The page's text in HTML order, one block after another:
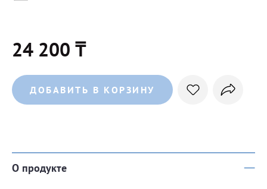
24 200 ₸
ДОБАВИТЬ В КОРЗИНУ
О продукте